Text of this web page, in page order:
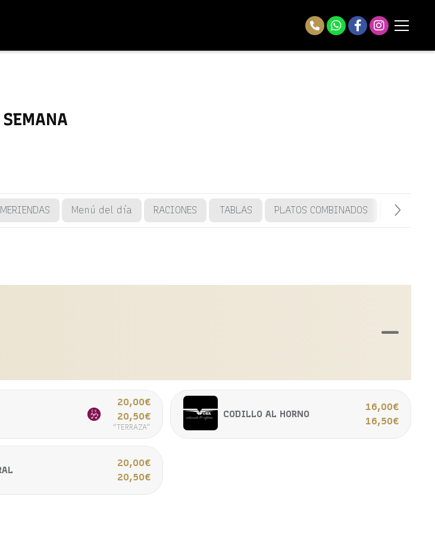
Menú del día RACIONES TABLAS PLATOS COMBINADOS TOSTAS
20,00€
20,50€
“TERRAZA”
CODILLO AL HORNO
16,00€
16,50€
20,00€
20,50€